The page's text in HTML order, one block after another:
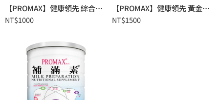
【PROMAX】健康領先 綜合營養素66合1(錠狀食品)
NT$1000
【PROMAX】健康領先 黃金初乳．藻精蛋白(粉狀食品)
NT$1500